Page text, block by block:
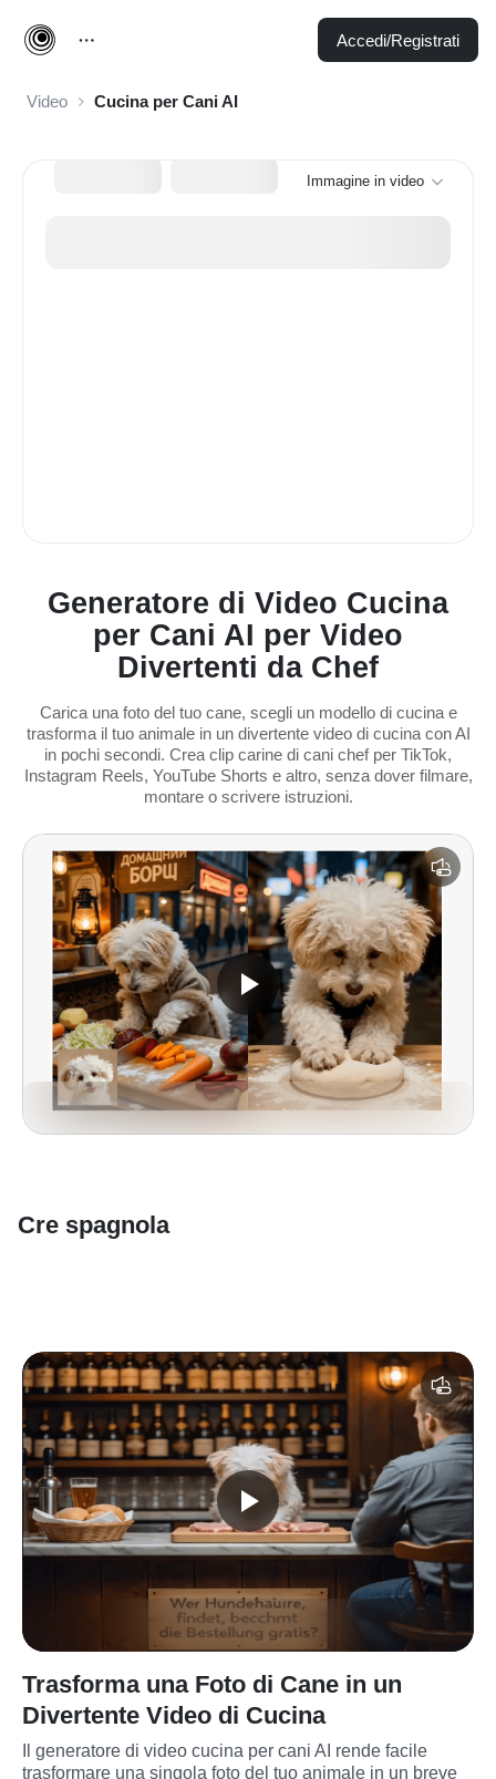
Accedi/Registrati
Video Cucina per Cani AI
Generatore di Video Cucina
per Cani AI per Video
Divertenti da Chef
Carica una foto del tuo cane, scegli un modello di cucina e
trasforma il tuo animale in un divertente video di cucina con AI
in pochi secondi. Crea clip carine di cani chef per TikTok,
Instagram Reels, YouTube Shorts e altro, senza dover filmare,
montare o scrivere istruzioni.
Immagine in video
Cre spagnola
Trasforma una Foto di Cane in un
Divertente Video di Cucina
Il generatore di video cucina per cani AI rende facile
trasformare una singola foto del tuo animale in un breve